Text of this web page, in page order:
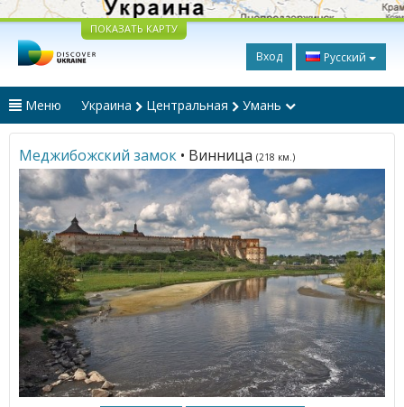
ПОКАЗАТЬ КАРТУ
Вход Русский
Меню Украина Центральная Умань
Меджибожский замок • Винница (218 км.)